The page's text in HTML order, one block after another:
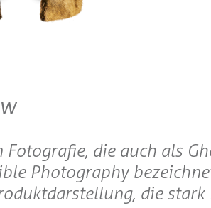
die auch als
Photography
die stark